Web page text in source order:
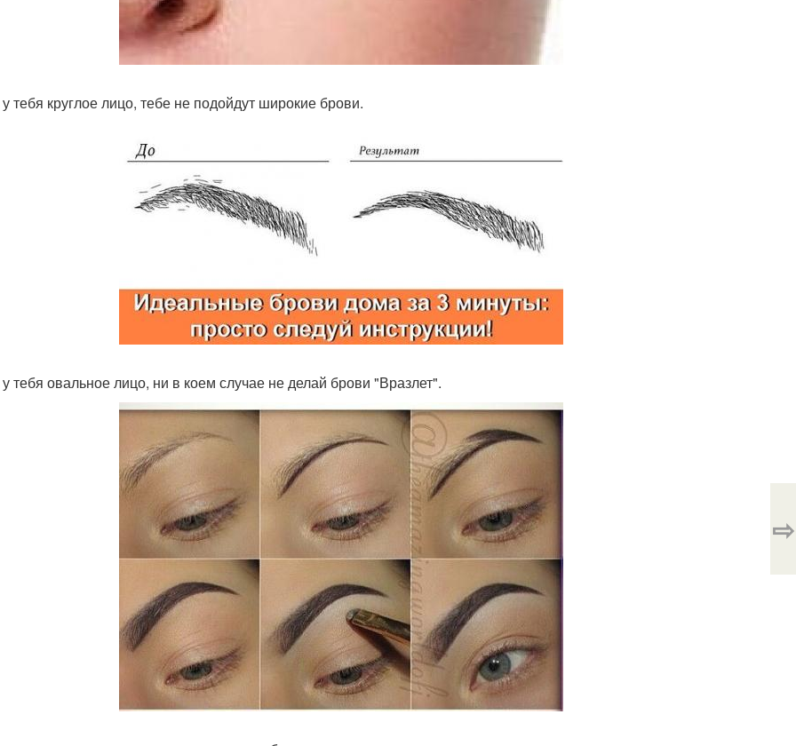
тебя круглое лицо, тебе не подойдут широкие брови.
тебя овальное лицо, ни в коем случае не делай брови "Вразлет".
⇨